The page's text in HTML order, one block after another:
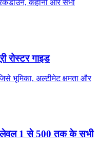
कहानी और सभी
रोस्टर गाइड
भूमिका, अल्टीमेट क्षमता और
लेवल 1 से 500 तक के सभी